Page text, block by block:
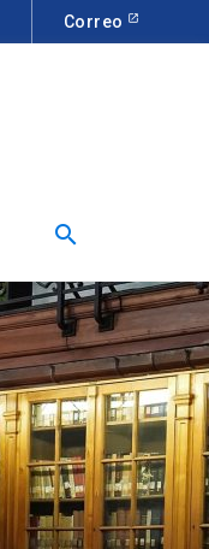
Correo
search